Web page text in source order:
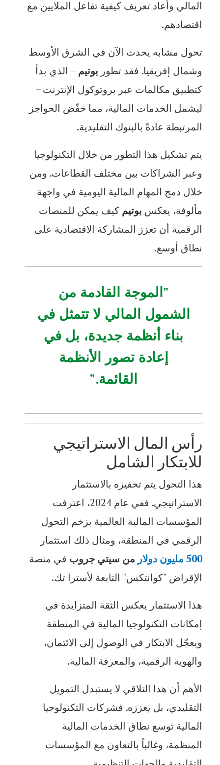
المالي وأعاد تعريف كيفية تفاعل الملايين مع
اقتصادهم.
تحول مشابه يحدث الآن في الشرق الأوسط
وشمال إفريقيا. فقد تطوربوتيم– الذي بدأ
كتطبيق مكالمات عبر بروتوكول الإنترنت –
ليشمل الخدمات المالية، مما خفّض الحواجز
المرتبطة عادةً بالبنوك التقليدية.
يتم تشكيل هذا التطور من خلال التكنولوجيا
وعبر الشراكات بين مختلف القطاعات. ومن
خلال دمج المهام المالية اليومية في واجهة
مألوفة، يعكس بوتيمكيف يمكن للمنصات
الرقمية أن تعزز المشاركة الاقتصادية على
نطاق أوسع.
"الموجة القادمة من
الشمول المالي لا تتمثل في
بناء أنظمة جديدة، بل في
إعادة تصور الأنظمة
القائمة."
رأس المال الاستراتيجي
للابتكار الشامل
هذا التحول يتم تحفيزه بالاستثمار
الاستراتيجي. ففي عام 2024، اعترفت
المؤسسات المالية العالمية بزخم التحول
الرقمي في المنطقة، ومثال ذلك استثمار
500 مليون دولار
من سيتي جروبفي منصة
الإقراض "كوانتكس" التابعة لأسترا تك.
هذا الاستثمار يعكس الثقة المتزايدة في
إمكانات التكنولوجيا المالية في المنطقة
ويعجّل الابتكار في الوصول إلى الائتمان،
والهوية الرقمية، والمعرفة المالية.
الأهم أن هذا التلاقي لا يستبدل التمويل
التقليدي، بل يعززه. فشركات التكنولوجيا
المالية توسع نطاق الخدمات المالية
المنظمة، وغالباً بالتعاون مع المؤسسات